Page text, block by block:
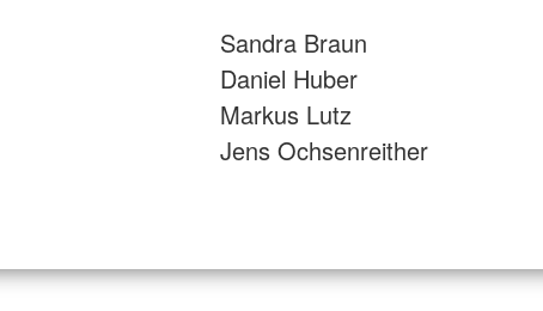
Sandra Braun
Daniel Huber
Markus Lutz
Jens Ochsenreither